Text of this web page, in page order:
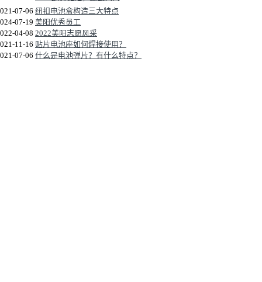
07-06 纽扣电池盒构造三大特点
07-19 美阳优秀员工
04-08 2022美阳志愿风采
11-16 贴片电池座如何焊接使用？
07-06 什么是电池弹片？有什么特点？